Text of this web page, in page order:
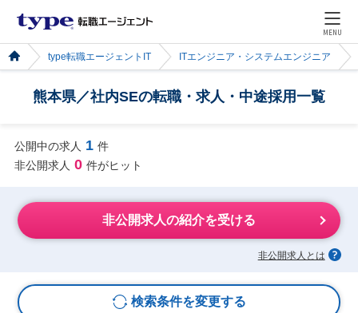
MENU
type転職エージェントIT ITエンジニア・システムエンジニア
熊本県／社内SEの転職・求人・中途採用一覧
公開中の求人 1 件
非公開求人 0 件がヒット
非公開求人の紹介を受ける
非公開求人とは
検索条件を変更する